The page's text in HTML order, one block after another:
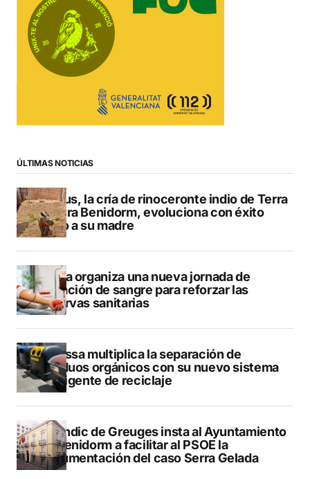
ÚLTIMAS NOTICIAS
Brutus, la cría de rinoceronte indio de Terra
Natura Benidorm, evoluciona con éxito
junto a su madre
Dénia organiza una nueva jornada de
donación de sangre para reforzar las
reservas sanitarias
Benissa multiplica la separación de
residuos orgánicos con su nuevo sistema
inteligente de reciclaje
El Síndic de Greuges insta al Ayuntamiento
de Benidorm a facilitar al PSOE la
documentación del caso Serra Gelada